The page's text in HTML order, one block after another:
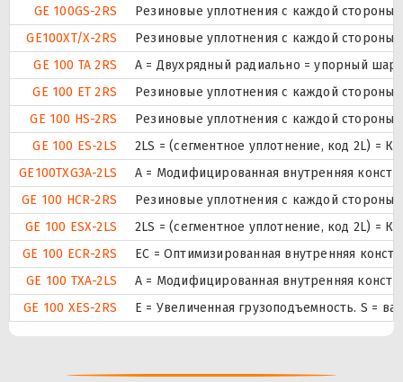
GE 100GS-2RS
Резиновые уплотнения с каждой стороны
GE100XT/X-2RS
Резиновые уплотнения с каждой стороны
GE 100 TA 2RS
A = Двухрядный радиально = упорный
GE 100 ET 2RS
Резиновые уплотнения с каждой стороны
GE 100 HS-2RS
Резиновые уплотнения с каждой стороны
GE 100 ES-2LS
2LS = (сегментное уплотнение, код 2L) =
GE100TXG3A-2LS
A = Модифицированная внутренняя
GE 100 HCR-2RS
Резиновые уплотнения с каждой стороны
GE 100 ESX-2LS
2LS = (сегментное уплотнение, код 2L) =
GE 100 ECR-2RS
EC = Оптимизированная внутренняя
GE 100 TXA-2LS
A = Модифицированная внутренняя
GE 100 XES-2RS
E = Увеличенная грузоподъемность. S =